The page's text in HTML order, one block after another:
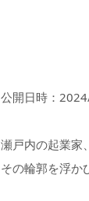
公開日時：
瀬戸内の起業家
その輪郭を浮か